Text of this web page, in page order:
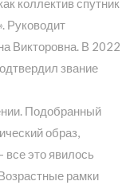
коллектив спутник
Руководит
Викторовна. В 2022
звание
Подобранный
образ,
все это явилось
рамки